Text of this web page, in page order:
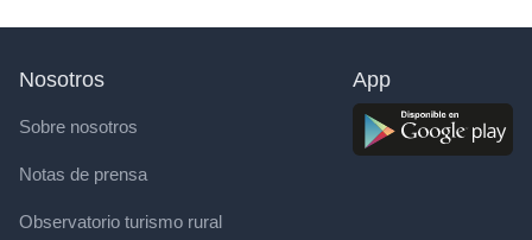
Nosotros
Sobre nosotros
Notas de prensa
Observatorio turismo rural
App